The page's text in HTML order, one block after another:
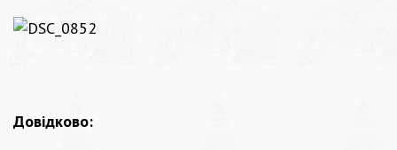
Довідково: